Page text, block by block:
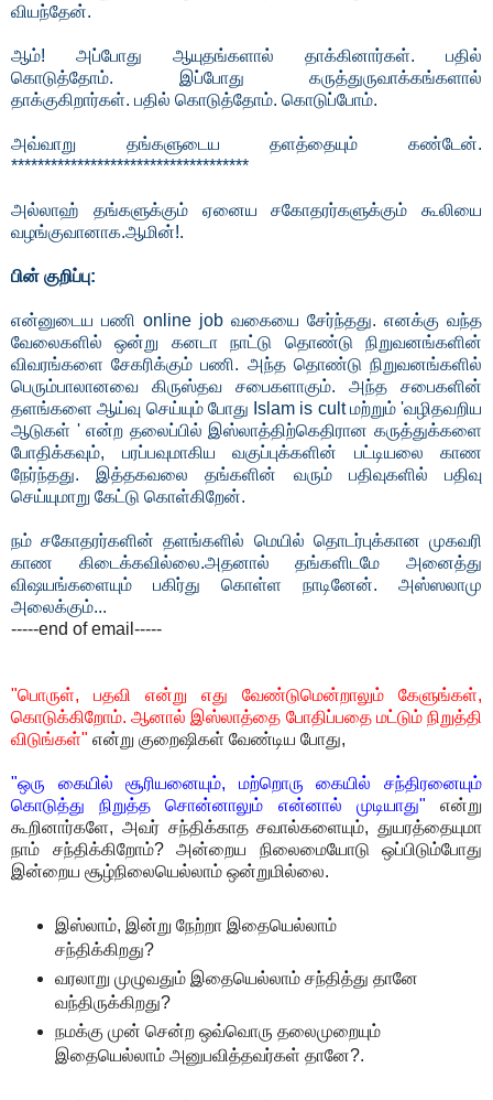
வியந்தேன்.
ஆம்! அப்போது ஆயுதங்களால் தாக்கினார்கள். பதில்
கொடுத்தோம். இப்போது கருத்துருவாக்கங்களால்
தாக்குகிறார்கள். பதில் கொடுத்தோம். கொடுப்போம்.
அவ்வாறு தங்களுடைய தளத்தையும் கண்டேன்.
************************************
அல்லாஹ் தங்களுக்கும் ஏனைய சகோதரர்களுக்கும் கூலியை
வழங்குவானாக.ஆமின்!.
பின் குறிப்பு:
என்னுடைய பணி online job வகையை சேர்ந்தது. எனக்கு வந்த
வேலைகளில் ஒன்று கனடா நாட்டு தொண்டு நிறுவனங்களின்
விவரங்களை சேகரிக்கும் பணி. அந்த தொண்டு நிறுவனங்களில்
பெரும்பாலானவை கிருஸ்தவ சபைகளாகும். அந்த சபைகளின்
தளங்களை ஆய்வு செய்யும் போது Islam is cult மற்றும் 'வழிதவறிய
ஆடுகள் ' என்ற தலைப்பில் இஸ்லாத்திற்கெதிரான கருத்துக்களை
போதிக்கவும், பரப்பவுமாகிய வகுப்புக்களின் பட்டியலை காண
நேர்ந்தது. இத்தகவலை தங்களின் வரும் பதிவுகளில் பதிவு
செய்யுமாறு கேட்டு கொள்கிறேன்.
நம் சகோதரர்களின் தளங்களில் மெயில் தொடர்புக்கான முகவரி
காண கிடைக்கவில்லை.அதனால் தங்களிடமே அனைத்து
விஷயங்களையும் பகிர்து கொள்ள நாடினேன். அஸ்ஸலாமு
அலைக்கும்...
-----end of email-----
"பொருள், பதவி என்று எது வேண்டுமென்றாலும் கேளுங்கள்,
கொடுக்கிறோம். ஆனால் இஸ்லாத்தை போதிப்பதை மட்டும் நிறுத்தி
விடுங்கள்" என்று குறைஷிகள் வேண்டிய போது,
"ஒரு கையில் சூரியனையும், மற்றொரு கையில் சந்திரனையும்
கொடுத்து நிறுத்த சொன்னாலும் என்னால் முடியாது" என்று
கூறினார்களே, அவர் சந்திக்காத சவால்களையும், துயரத்தையுமா
நாம் சந்திக்கிறோம்? அன்றைய நிலைமையோடு ஒப்பிடும்போது
இன்றைய சூழ்நிலையெல்லாம் ஒன்றுமில்லை.
இஸ்லாம், இன்று நேற்றா இதையெல்லாம்
சந்திக்கிறது?
வரலாறு முழுவதும் இதையெல்லாம் சந்தித்து தானே
வந்திருக்கிறது?
நமக்கு முன் சென்ற ஒவ்வொரு தலைமுறையும்
இதையெல்லாம் அனுபவித்தவர்கள் தானே?.